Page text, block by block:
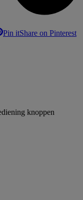
Pin itShare on Pinterest
knoppen